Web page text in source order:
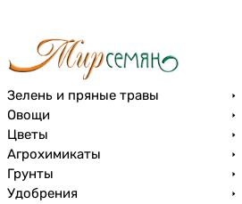
Зелень и пряные травы
Овощи
Цветы
Агрохимикаты
Грунты
Удобрения